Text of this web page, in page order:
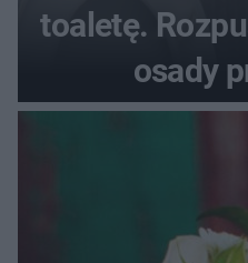
toaletę.
osady